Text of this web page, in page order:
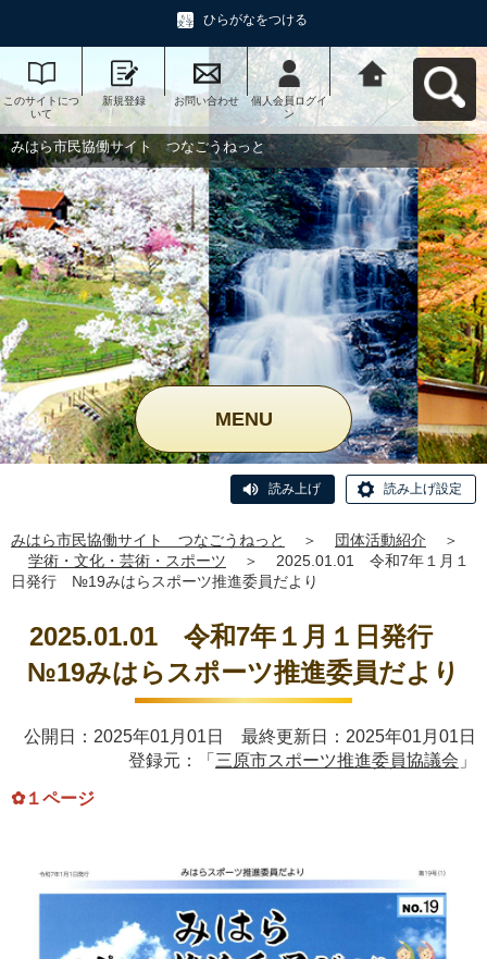
ひらがなをつける
このサイトにつ
いて
新規登録 お問い合わせ
個人会員ログイ
ン
みはら市民協働
サイト つなご
うねっとへ戻る
みはら市民協働サイト つなごうねっと
MENU
読み上げ 読み上げ設定
みはら市民協働サイト つなごうねっと ＞ 団体活動紹介
＞
学術・文化・芸術・スポーツ
＞
2025.01.01 令和7年１月１
日発行 №19みはらスポーツ推進委員だより
2025.01.01 令和7年１月１日発行
№19みはらスポーツ推進委員だより
公開日：2025年01月01日 最終更新日：2025年01月01日
登録元：「 三原市スポーツ推進委員協議会 」
✿１ページ